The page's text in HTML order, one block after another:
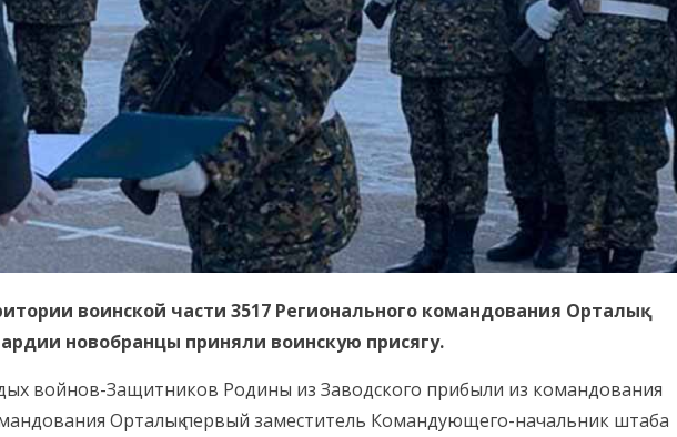
воинской части 3517 Регионального командования Орталық
новобранцы приняли воинскую присягу.
войнов-Защитников Родины из Заводского прибыли из командования
Орталық первый заместитель Командующего-начальник штаба